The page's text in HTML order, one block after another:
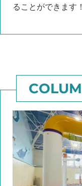
ることができます！